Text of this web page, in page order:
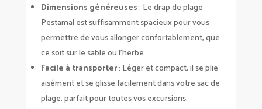
Dimensions généreuses: Le drap de plage
Pestamal est suffisamment spacieux pour vous
permettre de vous allonger confortablement, que
ce soit sur le sable ou l’herbe.
Facile à transporter: Léger et compact, il se plie
aisément et se glisse facilement dans votre sac de
plage, parfait pour toutes vos excursions.